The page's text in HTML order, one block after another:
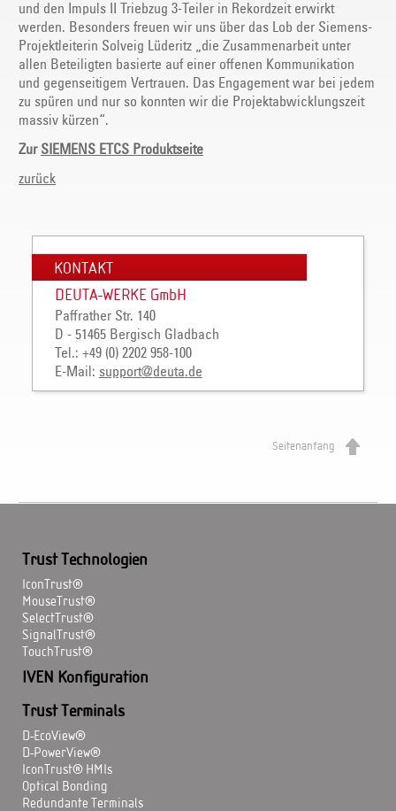
und den Impuls II Triebzug 3-Teiler in Rekordzeit erwirkt
werden. Besonders freuen wir uns über das Lob der Siemens-
Projektleiterin Solveig Lüderitz „die Zusammenarbeit unter
allen Beteiligten basierte auf einer offenen Kommunikation
und gegenseitigem Vertrauen. Das Engagement war bei jedem
zu spüren und nur so konnten wir die Projektabwicklungszeit
massiv kürzen“.
Zur SIEMENS ETCS Produktseite
zurück
KONTAKT
DEUTA-WERKE GmbH
Paffrather Str. 140
D - 51465 Bergisch Gladbach
Tel.: +49 (0) 2202 958-100
E-Mail: support@deuta.de
Seitenanfang
Trust Technologien
IconTrust®
MouseTrust®
SelectTrust®
SignalTrust®
TouchTrust®
IVEN Konfiguration
Trust Terminals
D-EcoView®
D-PowerView®
IconTrust® HMIs
Optical Bonding
Redundante Terminals